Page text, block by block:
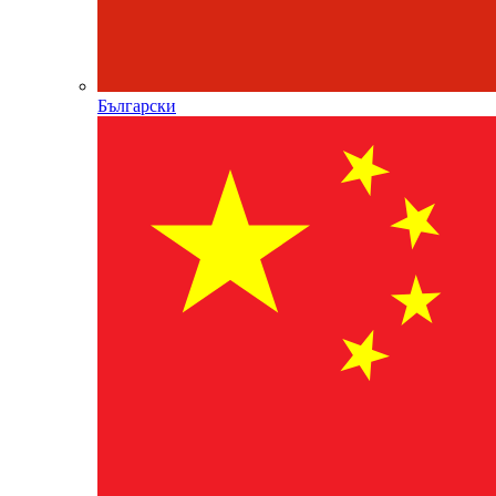
Български